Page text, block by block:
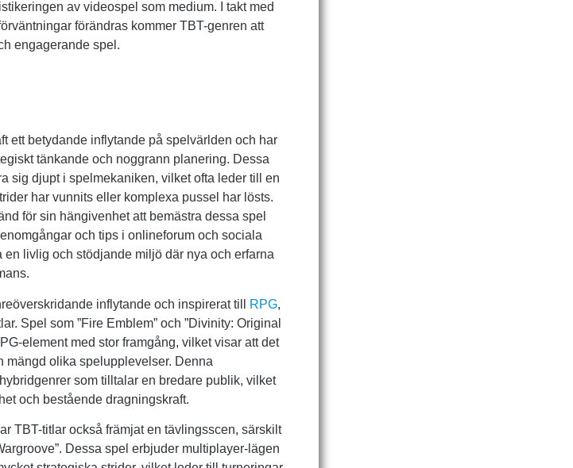
av videospel som medium. I takt med
förändras kommer TBT-genren att
engagerande spel.
ett betydande inflytande på spelvärlden och har
tänkande och noggrann planering. Dessa
sig djupt i spelmekaniken, vilket ofta leder till en
har vunnits eller komplexa pussel har lösts.
för sin hängivenhet att bemästra dessa spel
och tips i onlineforum och sociala
en livlig och stödjande miljö där nya och erfarna
inflytande och inspirerat till RPG,
Spel som ”Fire Emblem” och ”Divinity: Original
element med stor framgång, vilket visar att det
mängd olika spelupplevelser. Denna
som tilltalar en bredare publik, vilket
och bestående dragningskraft.
TBT-titlar också främjat en tävlingsscen, särskilt
Dessa spel erbjuder multiplayer-lägen